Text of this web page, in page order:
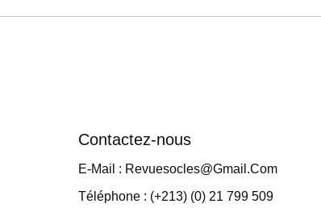
Contactez-nous
E-Mail : Revuesocles@gmail.com
Téléphone : (+213) (0) 21 799 509